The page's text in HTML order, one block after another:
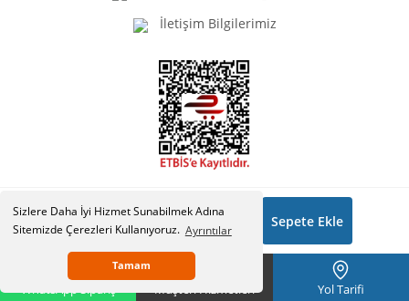
Sizlere Daha İyi Hizmet Sunabilmek Adına
Sitemizde Çerezleri Kullanıyoruz. Ayrıntılar
Tamam
11.148,93 ₺ Sepete Ekle
İletişim Bilgilerimiz
Copyright © Emosmarketing.com. Tüm hakları saklıdır.
WhatsApp Sipariş Müşteri Hizmetleri Yol Tarifi
ideasoft
e-
ile